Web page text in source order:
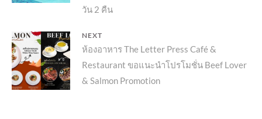
วัน 2 คืน
NEXT
Next
post:
ห้องอาหาร The Letter Press Café &
Restaurant ขอแนะนำโปรโมชั่น Beef Lover
& Salmon Promotion